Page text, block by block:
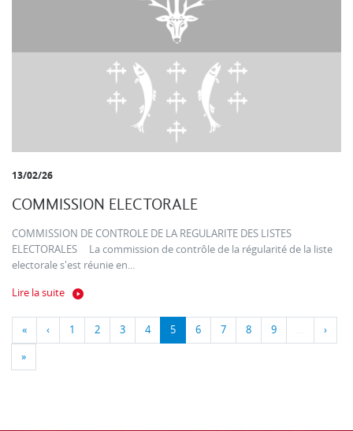
13/02/26
COMMISSION ELECTORALE
COMMISSION DE CONTROLE DE LA REGULARITE DES LISTES
ELECTORALES La commission de contrôle de la régularité de la liste
electorale s'est réunie en...
Lire la suite
« ‹ 1 2 3 4 5 6 7 8 9 … ›
»